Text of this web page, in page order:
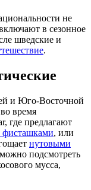
не
в сезонное
шведские и
.
и Юго-Восточной
время
где предлагают
фисташками, или
нутовыми
можно подсмотреть
мусса,